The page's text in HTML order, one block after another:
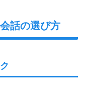
話の選び方